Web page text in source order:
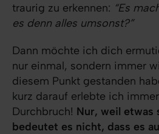
traurig zu erkennen: “Es
es denn alles umsonst?”
Dann möchte ich dich
nur einmal, sondern immer
diesem Punkt gestanden
kurz darauf erlebte ich
Durchbruch! Nur, weil etwas
bedeutet es nicht, dass es